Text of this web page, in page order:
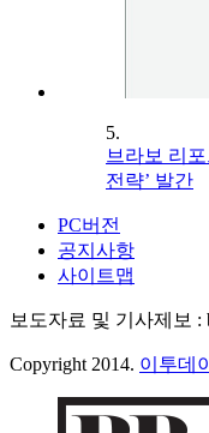
5.
브라보 리포
전략’ 발간
PC버전
공지사항
사이트맵
보도자료 및 기사제보 :
Copyright 2014. 이투데